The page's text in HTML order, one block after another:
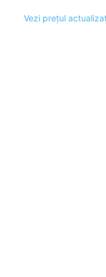
Vezi prețul